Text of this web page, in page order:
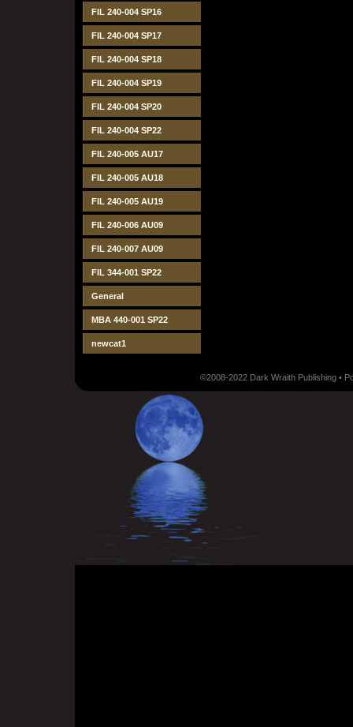
FIL 240-004 SP16
FIL 240-004 SP17
FIL 240-004 SP18
FIL 240-004 SP19
FIL 240-004 SP20
FIL 240-004 SP22
FIL 240-005 AU17
FIL 240-005 AU18
FIL 240-005 AU19
FIL 240-006 AU09
FIL 240-007 AU09
FIL 344-001 SP22
General
MBA 440-001 SP22
newcat1
©2008-2022 Dark Wraith Publishing •